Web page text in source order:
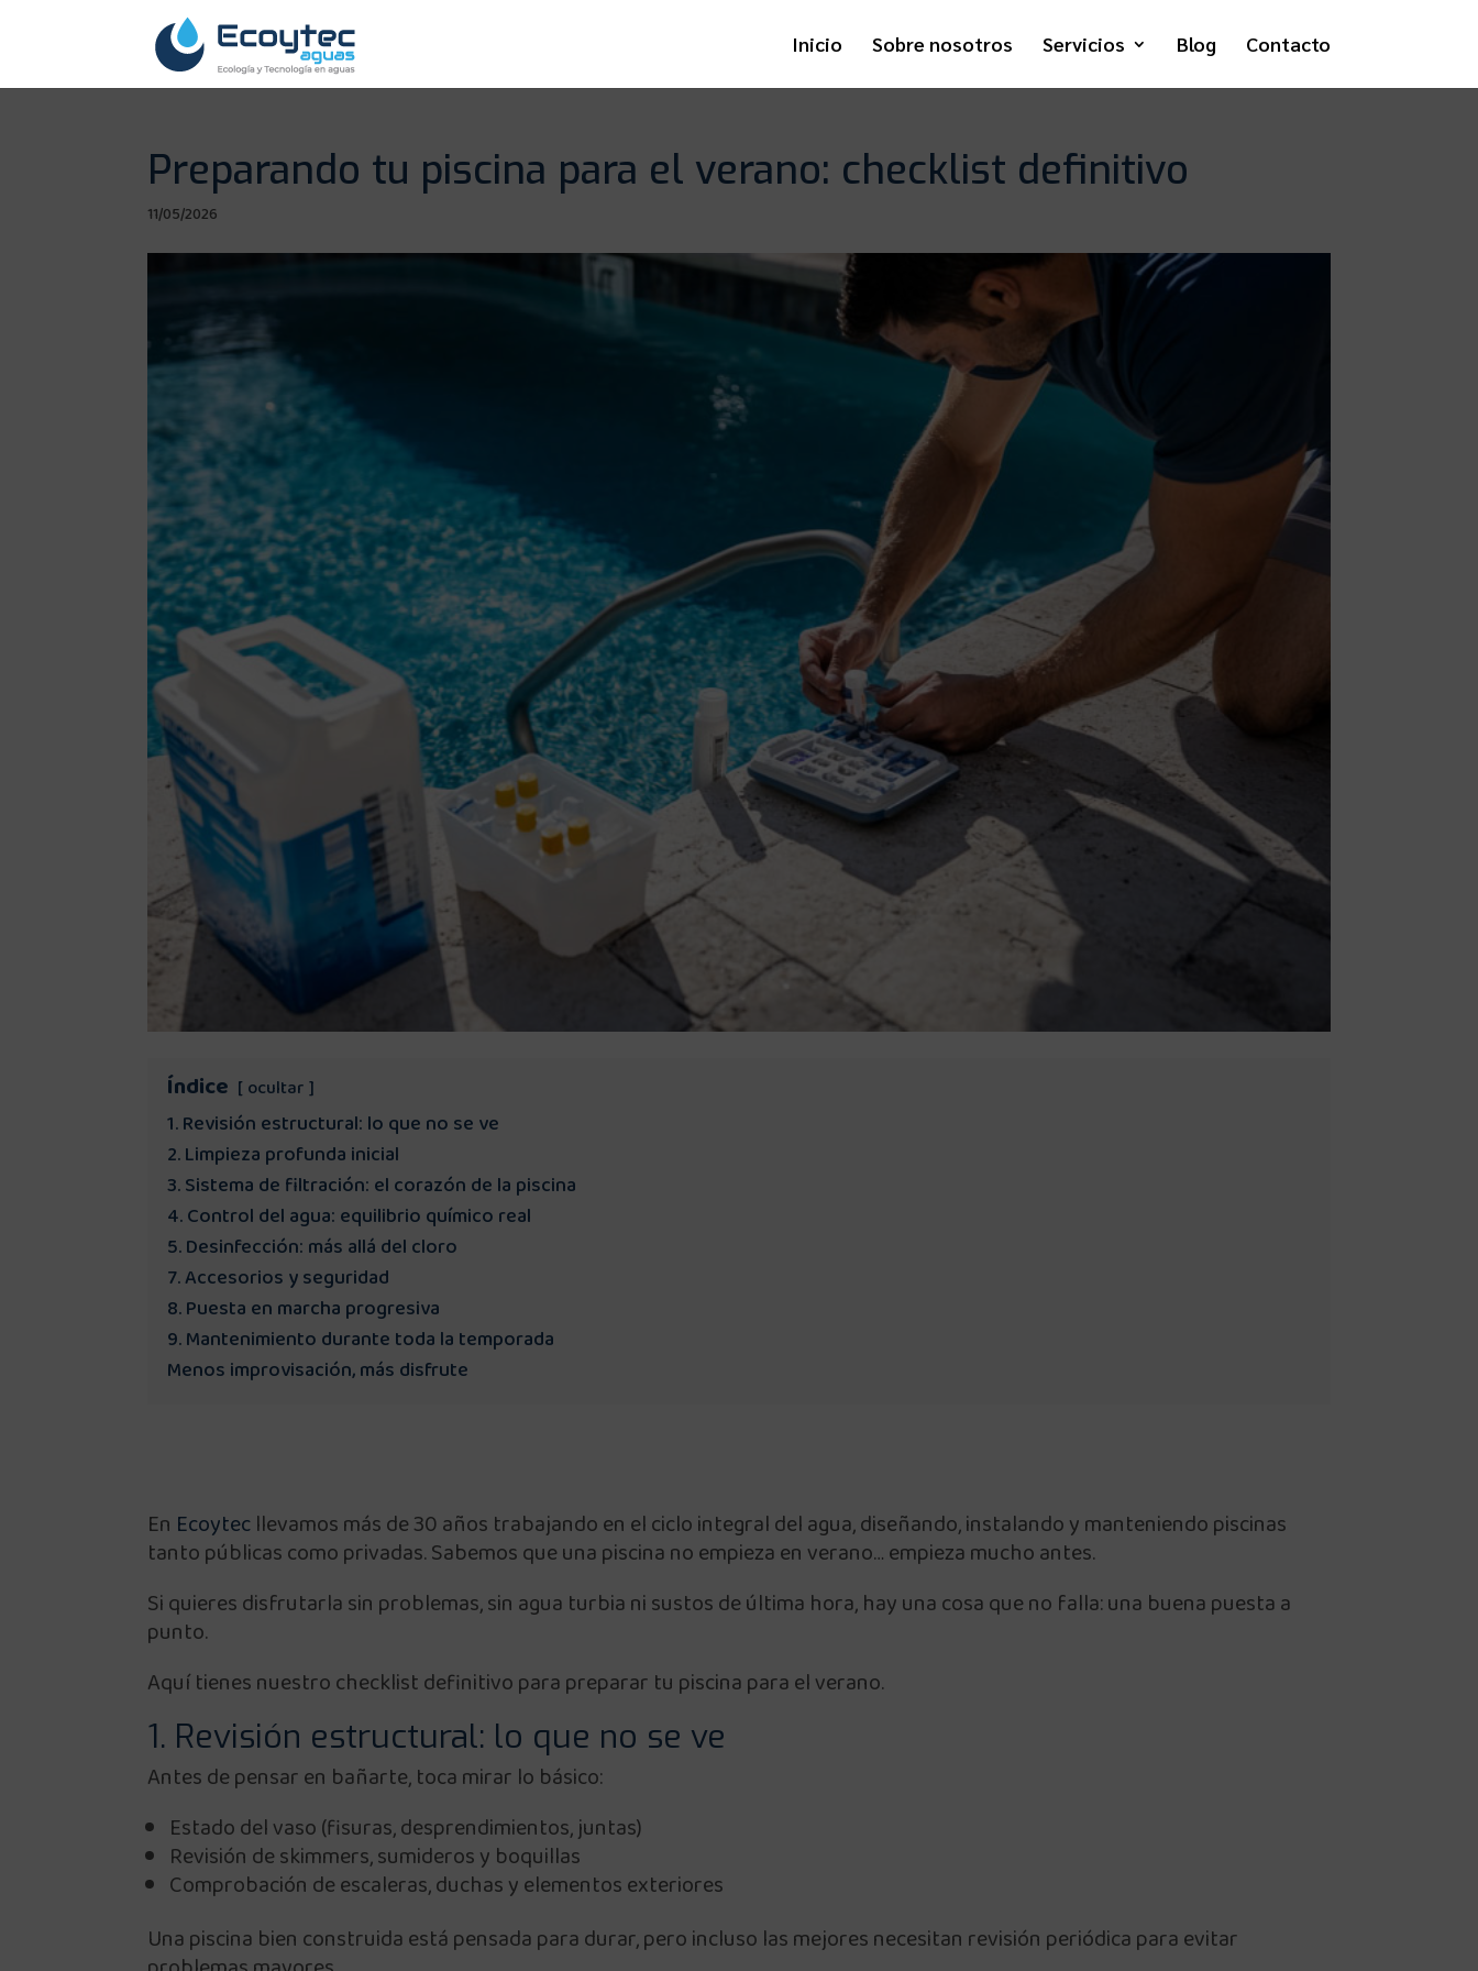
Inicio Sobre nosotros Servicios Blog Contacto
Preparando tu piscina para el verano: checklist definitivo
11/05/2026
Índice ocultar
1. Revisión estructural: lo que no se ve
2. Limpieza profunda inicial
3. Sistema de filtración: el corazón de la piscina
4. Control del agua: equilibrio químico real
5. Desinfección: más allá del cloro
7. Accesorios y seguridad
8. Puesta en marcha progresiva
9. Mantenimiento durante toda la temporada
Menos improvisación, más disfrute
En Ecoytecllevamos más de 30 años trabajando en el ciclo integral del agua, diseñando, instalando y manteniendo piscinas
tanto públicas como privadas. Sabemos que una piscina no empieza en verano… empieza mucho antes.
Si quieres disfrutarla sin problemas, sin agua turbia ni sustos de última hora, hay una cosa que no falla: una buena puesta a
punto.
Aquí tienes nuestro checklist definitivo para preparar tu piscina para el verano.
1. Revisión estructural: lo que no se ve
Antes de pensar en bañarte, toca mirar lo básico:
Estado del vaso (fisuras, desprendimientos, juntas)
Revisión de skimmers, sumideros y boquillas
Comprobación de escaleras, duchas y elementos exteriores
Una piscina bien construida está pensada para durar, pero incluso las mejores necesitan revisión periódica para evitar